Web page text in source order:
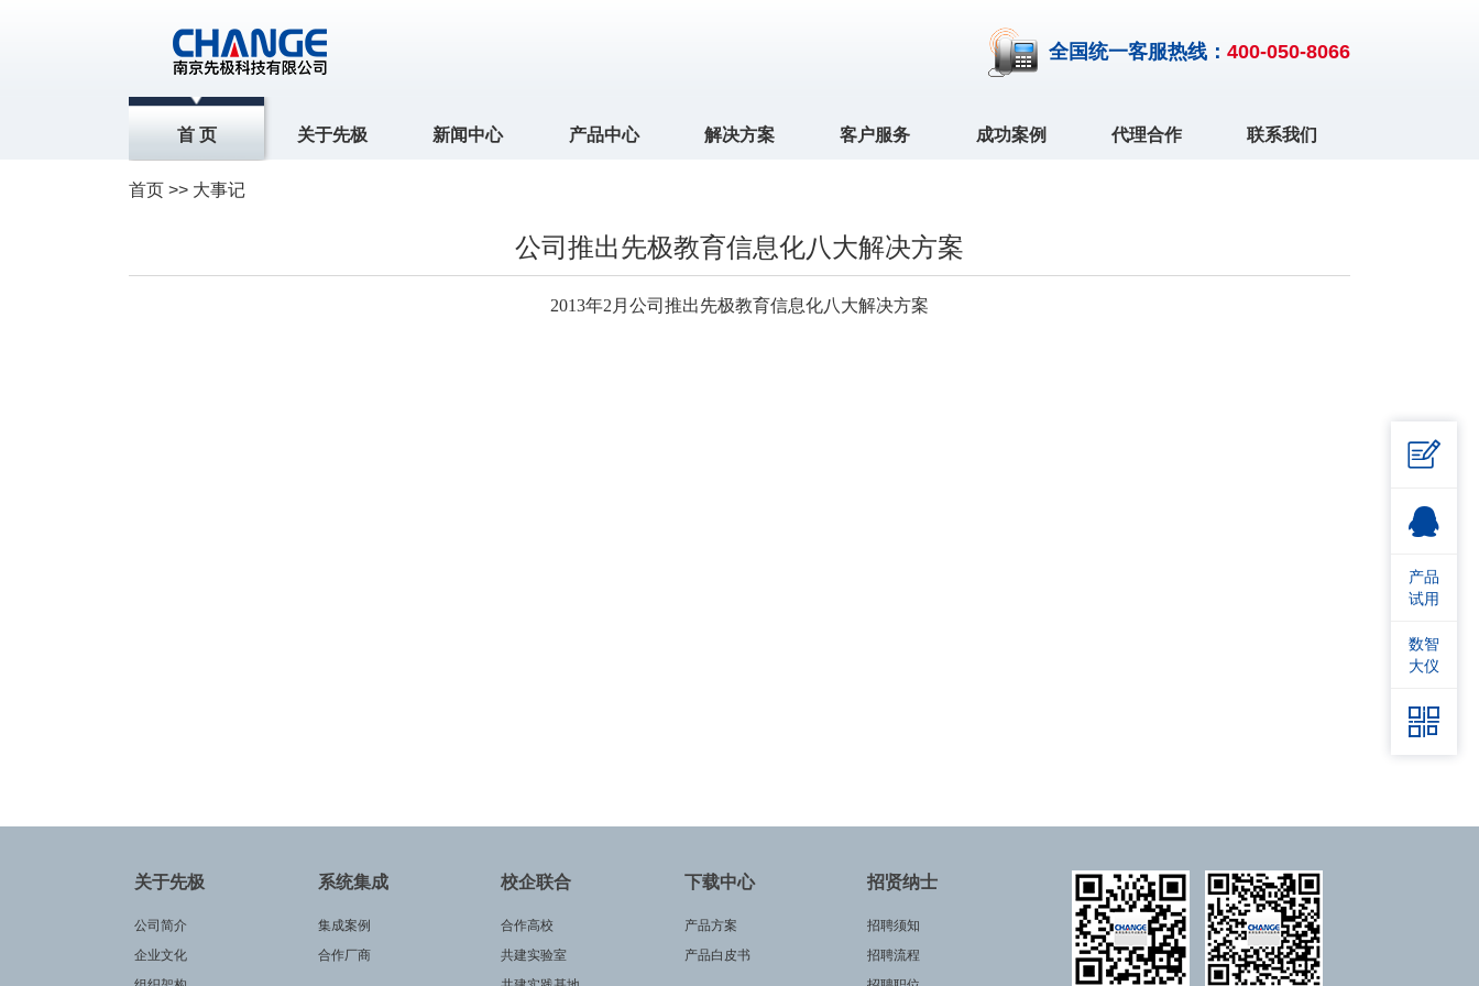
全国统一客服热线： 400-050-8066
首 页 关于先极 新闻中心 产品中心 解决方案 客户服务 成功案例 代理合作 联系我们
首页 >> 大事记
公司推出先极教育信息化八大解决方案
2013年2 月公司推出先极教育信息化八大解决方案
关于先极
公司简介
企业文化
系统集成
集成案例
合作厂商
校企联合
合作高校
共建实验室
下载中心
产品方案
产品白皮书
招贤纳士
招聘须知
招聘流程

产品
试用
数智
大仪
